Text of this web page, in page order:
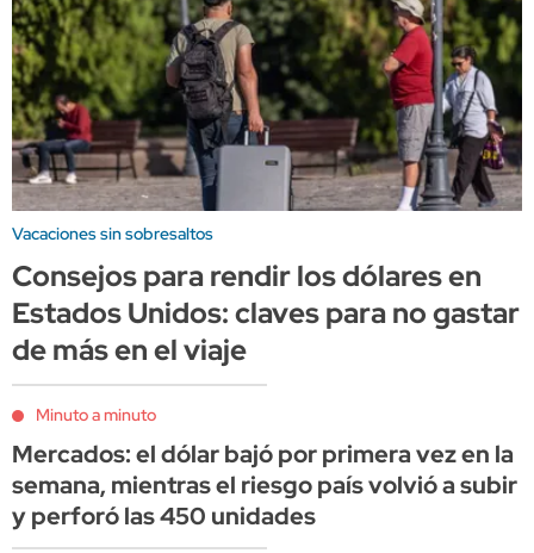
Vacaciones sin sobresaltos
Consejos para rendir los dólares en
Estados Unidos: claves para no gastar
de más en el viaje
Minuto a minuto
Mercados: el dólar bajó por primera vez en la
semana, mientras el riesgo país volvió a subir
y perforó las 450 unidades